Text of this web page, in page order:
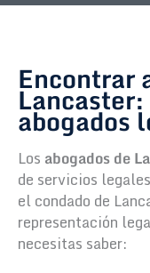
Encontrar
abogados
Los abogados de
de servicios
el condado de
representación
necesitas saber: